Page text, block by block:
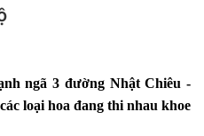
ngã 3 đường Nhật Chiêu -
loại hoa đang thi nhau khoe